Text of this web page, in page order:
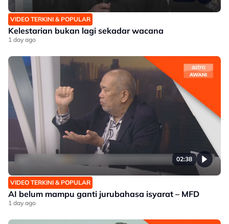
VIDEO TERKINI & POPULAR
Kelestarian bukan lagi sekadar wacana
1 day ago
02:38
VIDEO TERKINI & POPULAR
AI belum mampu ganti jurubahasa isyarat – MFD
1 day ago